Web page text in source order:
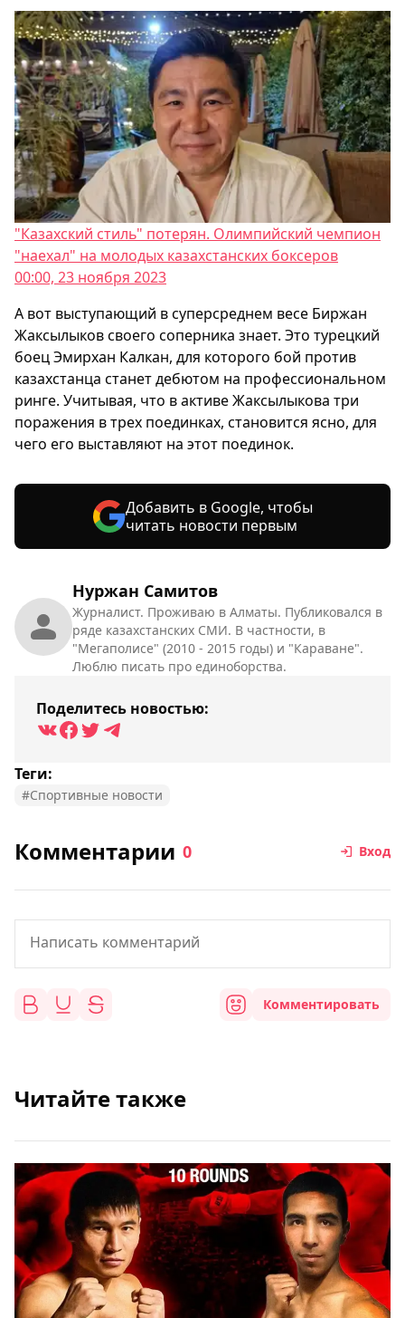
Нуржан Самитов
Журналист. Проживаю в Алматы. Публиковался в
ряде казахстанских СМИ. В частности, в
"Мегаполисе" (2010 - 2015 годы) и "Караване".
Люблю писать про единоборства.
Поделитесь новостью:
Теги:
#Спортивные новости
"Казахский стиль" потерян. Олимпийский чемпион
"наехал" на молодых казахстанских боксеров
00:00, 23 ноября 2023
А вот выступающий в суперсреднем весе Биржан
Жаксылыков своего соперника знает. Это турецкий
боец Эмирхан Калкан, для которого бой против
казахстанца станет дебютом на профессиональном
ринге. Учитывая, что в активе Жаксылыкова три
поражения в трех поединках, становится ясно, для
чего его выставляют на этот поединок.
Добавить в Google, чтобы
читать новости первым
Комментарии 0 Вход
Комментировать
Читайте также